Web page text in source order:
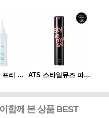
ATS 아쿠아 프리 펌 1제/2제 (각 150ml)X10개 ATS 스타일뮤즈 파워 스프레이 300ml
함께 본 상품 BEST